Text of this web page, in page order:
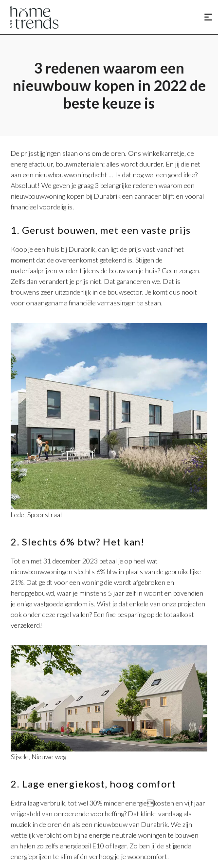
3 redenen waarom een
nieuwbouw kopen in 2022 de
beste keuze is
De prijsstijgingen slaan ons om de oren. Ons winkelkarretje, de
energiefactuur, bouwmaterialen: alles wordt duurder. En jij die net
aan een nieuwbouwwoning dacht … Is dat nog wel een goed idee?
Absoluut! We geven je graag 3 belangrijke redenen waarom een
nieuwbouwwoning kopen bij Durabrik een aanrader blijft en vooral
financieel voordelig is.
1. Gerust bouwen, met een vaste prijs
Koop je een huis bij Durabrik, dan ligt de prijs vast vanaf het
moment dat de overeenkomst getekend is. Stijgen de
materiaalprijzen verder tijdens de bouw van je huis? Geen zorgen.
Zelfs dan verandert je prijs niet. Dat garanderen we. Dat is
trouwens zeer uitzonderlijk in de bouwsector. Je komt dus nooit
voor onaangename financiële verrassingen te staan.
Lede, Spoorstraat
2. Slechts 6% btw? Het kan!
Tot en met 31 december 2023 betaal je op heel wat
nieuwbouwwoningen slechts 6% btw in plaats van de gebruikelijke
21%. Dat geldt voor een woning die wordt afgebroken en
heropgebouwd, waar je minstens 5 jaar zelf in woont en bovendien
je enige vastgoedeigendom is. Wist je dat enkele van onze projecten
ook onder deze regel vallen? Een fixe besparing op de totaalkost
verzekerd!
Sijsele, Nieuwe weg
2. Lage energiekost, hoog comfort
Extra laag verbruik, tot wel 30% minder energiekosten en vijf jaar
vrijgesteld van onroerende voorheffing? Dat klinkt vandaag als
muziek in de oren én als een nieuwbouw van Durabrik. We zijn
wettelijk verplicht om bijna energie neutrale woningen te bouwen
en halen zo zelfs energiepeil E10 of lager. Zo ben jij de stijgende
energieprijzen te slim af én verhoog je je wooncomfort.